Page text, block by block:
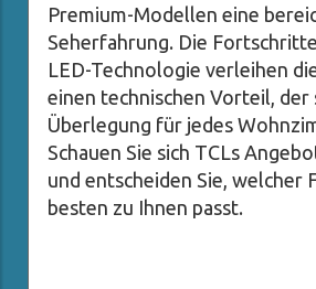
Premium-Modellen eine
Seherfahrung. Die
LED-Technologie verleihen
einen technischen Vorteil, der
Überlegung für jedes
Schauen Sie sich TCLs
und entscheiden Sie, welcher
besten zu Ihnen passt.